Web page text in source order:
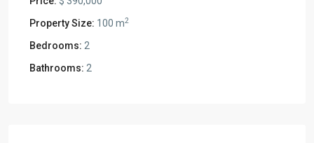
Property Size: 100 m2
Bedrooms: 2
Bathrooms: 2